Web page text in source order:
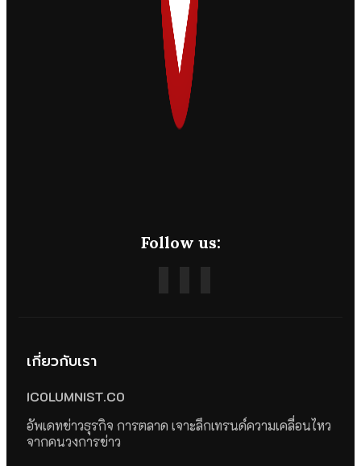
Follow us:
เกี่ยวกับเรา
ICOLUMNIST.CO
อัพเดทข่าวธุรกิจ การตลาด เจาะลึกเทรนด์ความเคลื่อนไหว
จากคนวงการข่าว